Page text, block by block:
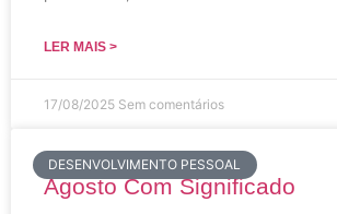
LER MAIS >
17/08/2025 Sem comentários
DESENVOLVIMENTO PESSOAL
Agosto Com Significado